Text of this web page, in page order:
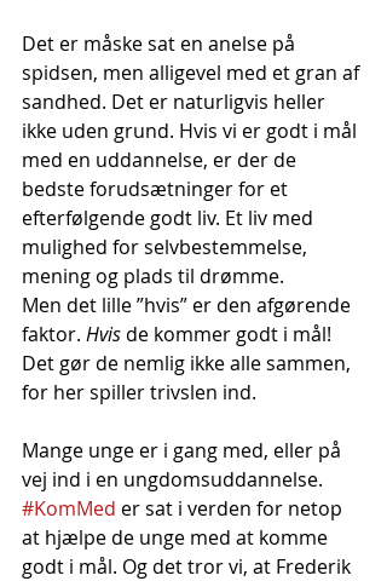
Det er måske sat en anelse på
spidsen, men alligevel med et gran af
sandhed. Det er naturligvis heller
ikke uden grund. Hvis vi er godt i mål
med en uddannelse, er der de
bedste forudsætninger for et
efterfølgende godt liv. Et liv med
mulighed for selvbestemmelse,
mening og plads til drømme.
Men det lille ”hvis” er den afgørende
faktor. Hvis de kommer godt i mål!
Det gør de nemlig ikke alle sammen,
for her spiller trivslen ind.
Mange unge er i gang med, eller på
vej ind i en ungdomsuddannelse.
#KomMed er sat i verden for netop
at hjælpe de unge med at komme
godt i mål. Og det tror vi, at Frederik